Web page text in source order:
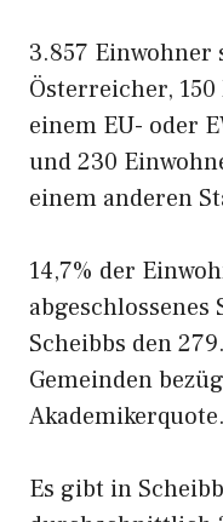
3.857
Österreicher,
einem EU- oder
und 230
einem anderen
14,7% der
Scheibbs den
Gemeinden
Akademikerquote.
Es gibt in